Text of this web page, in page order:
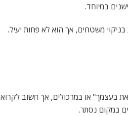
במיוחד.
משטחים, אך הוא לא פחות יעיל.
בעצמך" או במרכולים, אך חשוב לקרוא
במקום נסתר.